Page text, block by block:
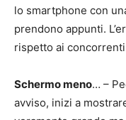
lo smartphone con
prendono appunti.
rispetto ai
Schermo meno… –
avviso, inizi a